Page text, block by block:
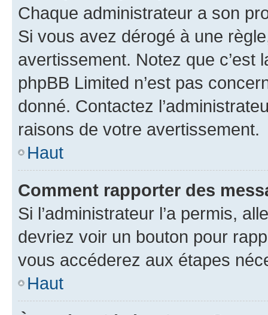
Chaque administrateur a son
Si vous avez dérogé à une
avertissement. Notez que c’est
phpBB Limited n’est pas
donné. Contactez
raisons de votre avertissement.
Haut
Comment rapporter des
Si l’administrateur l’a permis,
devriez voir un bouton pour
vous accéderez aux étapes
Haut